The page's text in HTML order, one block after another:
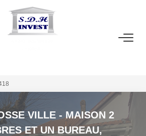
ACCUEIL
AGENCE
ESTIMATION
VILLE - MAISON 2
ET UN BUREAU,